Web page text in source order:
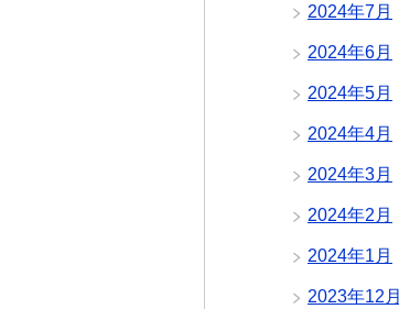
2024年7月
2024年6月
2024年5月
2024年4月
2024年3月
2024年2月
2024年1月
2023年12月